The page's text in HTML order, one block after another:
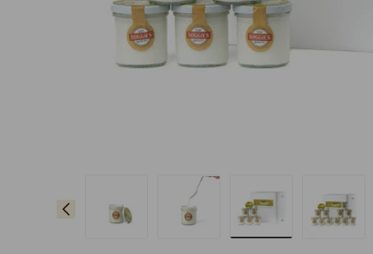
Předchozí